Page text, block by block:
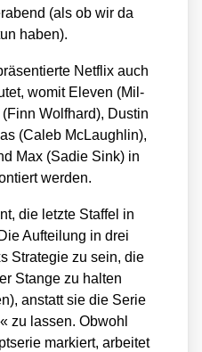
(als ob wir da
haben).
Net­flix auch
womit Ele­ven (Mil­
Wolf­hard), Dus­tin
(Caleb McLaugh­lin),
Max (Sadie Sink) in
wer­den.
die letz­te Staf­fel in
Auf­tei­lung in drei
Stra­te­gie zu sein, die
Stan­ge zu hal­ten
anstatt sie die Serie
zu las­sen. Obwohl
mar­kiert, arbei­tet